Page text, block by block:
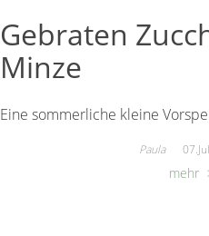
Gebraten
Minze
Eine sommerliche kleine
Paula
mehr